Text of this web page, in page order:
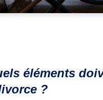
éléments
?